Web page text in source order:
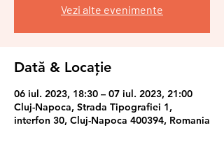
Vezi alte evenimente
Dată & Locație
06 iul. 2023, 18:30 – 07 iul. 2023, 21:00
Cluj-Napoca, Strada Tipografiei 1,
interfon 30, Cluj-Napoca 400394, Romania